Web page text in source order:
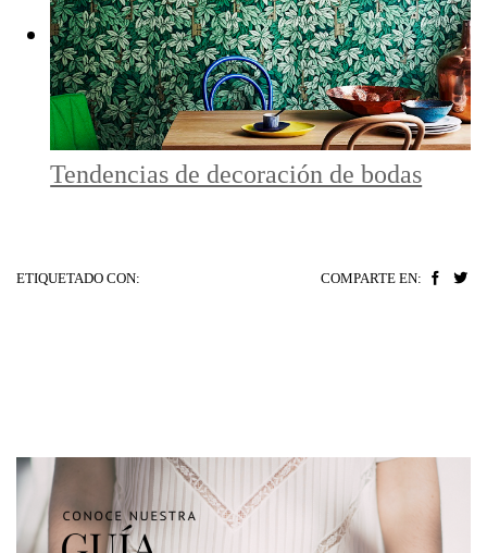
Tendencias de decoración de bodas
ETIQUETADO CON: COMPARTE EN: